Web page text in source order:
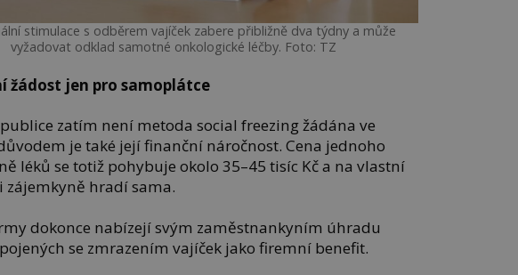
stimulace s odběrem vajíček zabere přibližně dva týdny a může
vyžadovat odklad samotné onkologické léčby. Foto: TZ
žádost jen pro samoplátce
zatím není metoda social freezing žádána ve
je také její finanční náročnost. Cena jednoho
léků se totiž pohybuje okolo 35–45 tisíc Kč a na vlastní
zájemkyně hradí sama.
dokonce nabízejí svým zaměstnankyním úhradu
se zmrazením vajíček jako firemní benefit.